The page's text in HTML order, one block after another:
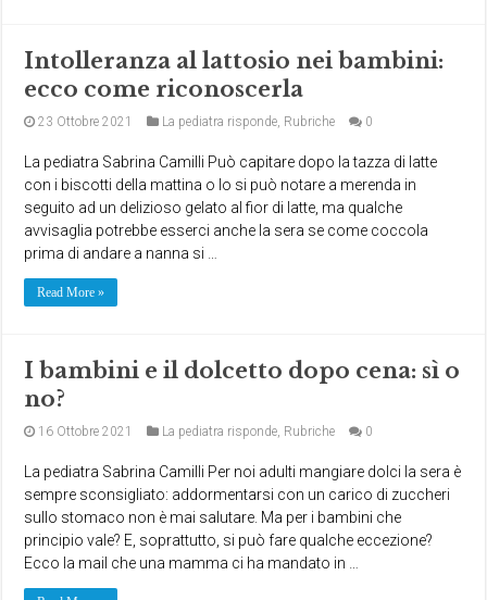
Intolleranza al lattosio nei bambini:
ecco come riconoscerla
23 Ottobre 2021 La pediatra risponde, Rubriche 0
La pediatra Sabrina Camilli Può capitare dopo la tazza di latte
con i biscotti della mattina o lo si può notare a merenda in
seguito ad un delizioso gelato al fior di latte, ma qualche
avvisaglia potrebbe esserci anche la sera se come coccola
prima di andare a nanna si …
Read More »
I bambini e il dolcetto dopo cena: sì o
no?
16 Ottobre 2021 La pediatra risponde, Rubriche 0
La pediatra Sabrina Camilli Per noi adulti mangiare dolci la sera è
sempre sconsigliato: addormentarsi con un carico di zuccheri
sullo stomaco non è mai salutare. Ma per i bambini che
principio vale? E, soprattutto, si può fare qualche eccezione?
Ecco la mail che una mamma ci ha mandato in …